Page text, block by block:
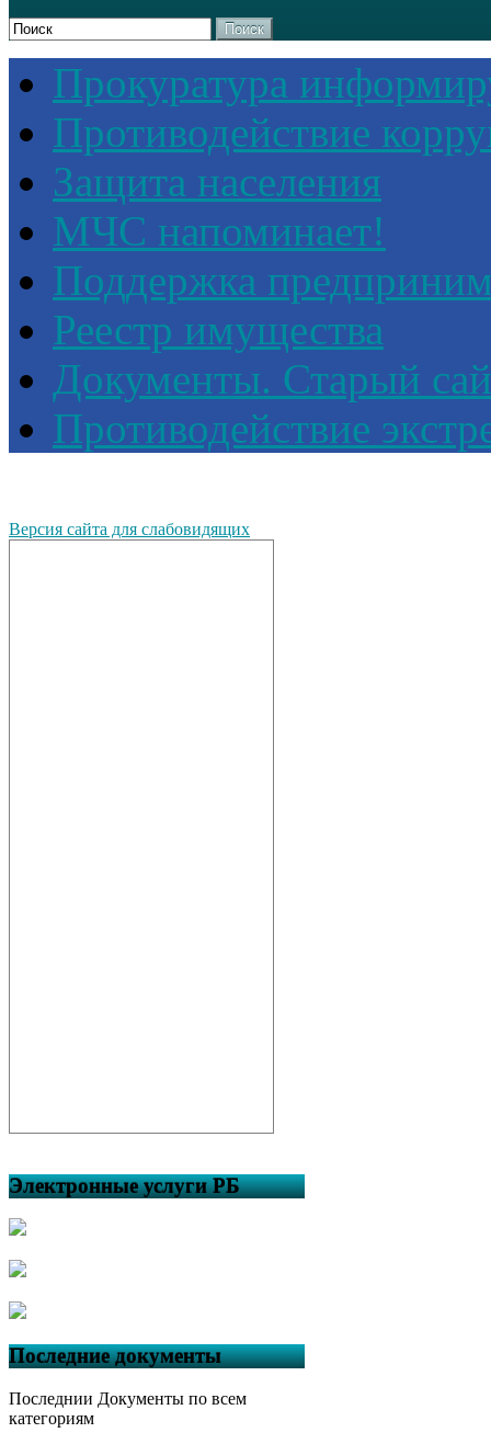
Поиск
Прокуратура
Противодействие
Защита населения
МЧС напоминает!
Поддержка
Реестр имущества
Документы. Старый
Противодействие
Версия сайта для слабовидящих
Электронные услуги РБ
Последние документы
Последнии Документы по всем
категориям